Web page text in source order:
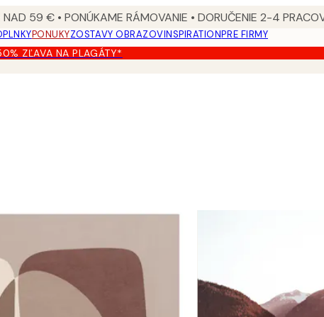
NAD 59 € • PONÚKAME RÁMOVANIE • DORUČENIE 2-4
PONUKYZOSTAVY OBRAZOVINSPIRATIONPRE FIRMY
ZĽAVA NA PLAGÁTY*